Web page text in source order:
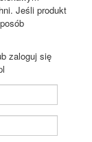
Jeśli produkt
zaloguj się